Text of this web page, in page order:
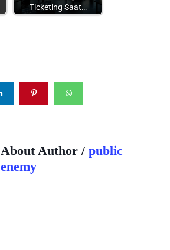
Ticketing Saat…
About Author / public
enemy